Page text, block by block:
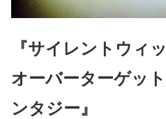
『サイレントウィ
オーバーターゲッ
ンタジー』